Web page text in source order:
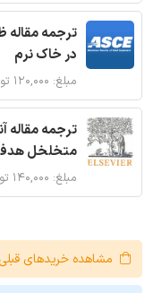
ترجمه مقاله
در خاک نرم
مبلغ: ۱۲۰,۰۰۰ تومان
ترجمه مقاله
متخلخل
مبلغ: ۱۴۰,۰۰۰ تومان
مشاهده خریدهای قبلی